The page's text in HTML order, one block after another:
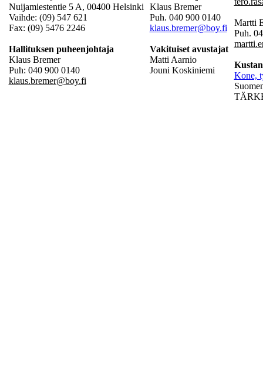
Nuijamiestentie 5 A, 00400 Helsinki
Vaihde: (09) 547 621
Fax: (09) 5476 2246
Hallituksen puheenjohtaja
Klaus Bremer
Puh: 040 900 0140
klaus.bremer@boy.fi
Klaus Bremer
Puh. 040 900 0140
klaus.bremer@boy.fi
Vakituiset avustajat
Matti Aarnio
Jouni Koskiniemi
Martti
Puh.
Kone,